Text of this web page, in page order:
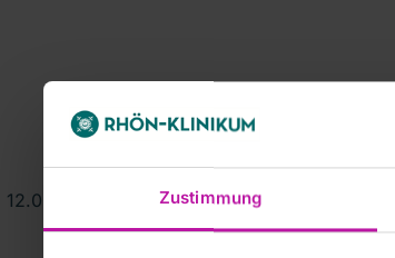
Zustimmung
12.09.2003